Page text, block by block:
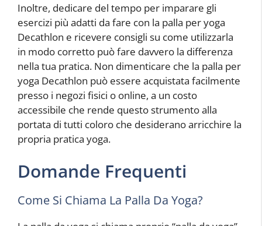
Inoltre, dedicare del tempo per imparare gli
esercizi più adatti da fare con la palla per yoga
Decathlon e ricevere consigli su come utilizzarla
in modo corretto può fare davvero la differenza
nella tua pratica. Non dimenticare che la palla per
yoga Decathlon può essere acquistata facilmente
presso i negozi fisici o online, a un costo
accessibile che rende questo strumento alla
portata di tutti coloro che desiderano arricchire la
propria pratica yoga.
Domande Frequenti
Come Si Chiama La Palla Da Yoga?